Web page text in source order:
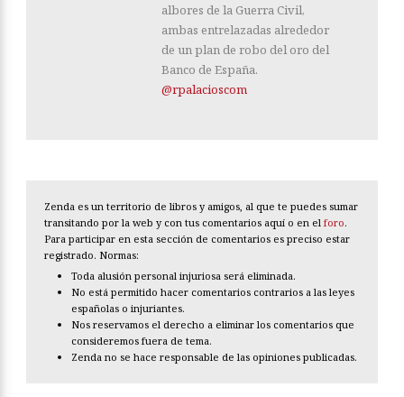
albores de la Guerra Civil,
ambas entrelazadas alrededor
de un plan de robo del oro del
Banco de España.
@rpalacioscom
Zenda es un territorio de libros y amigos, al que te puedes sumar
transitando por la web y con tus comentarios aquí o en el foro.
Para participar en esta sección de comentarios es preciso estar
registrado. Normas:
Toda alusión personal injuriosa será eliminada.
No está permitido hacer comentarios contrarios a las leyes
españolas o injuriantes.
Nos reservamos el derecho a eliminar los comentarios que
consideremos fuera de tema.
Zenda no se hace responsable de las opiniones publicadas.